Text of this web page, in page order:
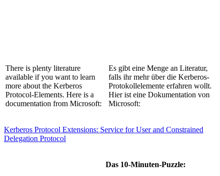
There is plenty literature
available if you want to learn
more about the Kerberos
Protocol-Elements. Here is a
documentation from Microsoft:
Es gibt eine Menge an Literatur,
falls ihr mehr über die Kerberos-
Protokollelemente erfahren wollt.
Hier ist eine Dokumentation von
Microsoft:
Kerberos Protocol Extensions: Service for User and Constrained
Delegation Protocol
Das 10-Minuten-Puzzle: